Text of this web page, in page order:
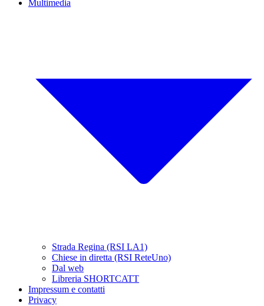
Multimedia
Strada Regina (RSI LA1)
Chiese in diretta (RSI ReteUno)
Dal web
Libreria SHORTCATT
Impressum e contatti
Privacy